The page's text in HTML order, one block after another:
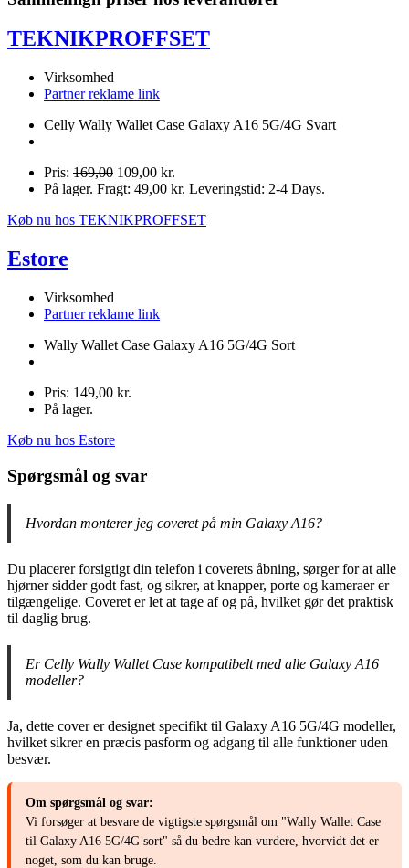
TEKNIKPROFFSET
Virksomhed
Partner reklame link
Celly Wally Wallet Case Galaxy A16 5G/4G Svart
Pris: 169,00 109,00 kr.
På lager. Fragt: 49,00 kr. Leveringstid: 2-4 Days.
Køb nu hos TEKNIKPROFFSET
Estore
Virksomhed
Partner reklame link
Wally Wallet Case Galaxy A16 5G/4G Sort
Pris: 149,00 kr.
På lager.
Køb nu hos Estore
Spørgsmål og svar
Hvordan monterer jeg coveret på min Galaxy A16?
Du placerer forsigtigt din telefon i coverets åbning, sørger for at alle
hjørner sidder godt fast, og sikrer, at knapper, porte og kameraer er
tilgængelige. Coveret er let at tage af og på, hvilket gør det praktisk
til daglig brug.
Er Celly Wally Wallet Case kompatibelt med alle Galaxy A16
modeller?
Ja, dette cover er designet specifikt til Galaxy A16 5G/4G modeller,
hvilket sikrer en præcis pasform og adgang til alle funktioner uden
besvær.
Om spørgsmål og svar:
Vi forsøger at besvare de vigtigste spørgsmål om "Wally Wallet Case
til Galaxy A16 5G/4G sort" så du bedre kan vurdere, hvorvidt det er
noget, som du kan bruge.